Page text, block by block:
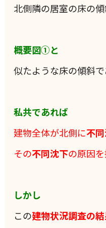
北側隣の居室の床の
概要図①と
似たような床の傾斜
私共であれば
建物全体が北側に不
その不同沈下の原因を
しかし
この建物状況調査の